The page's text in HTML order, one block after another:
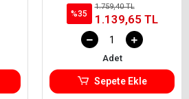
%35
1.759,40 TL
1.139,65 TL
Adet
Sepete Ekle